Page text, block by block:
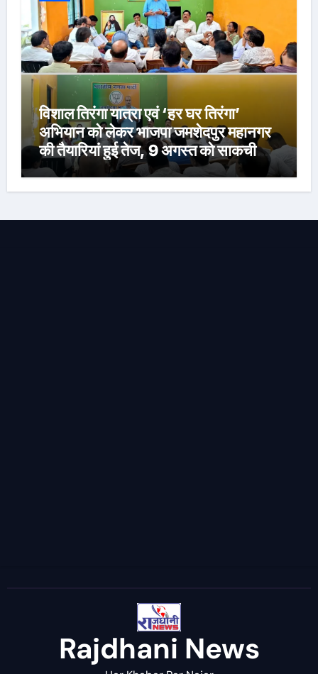
विशाल तिरंगा यात्रा एवं ‘हर घर तिरंगा’
अभियान को लेकर भाजपा जमशेदपुर महानगर
की तैयारियां हुई तेज, 9 अगस्त को साकची
नेताजी सुभाष मैदान से निकलेगी विशाल तिरंगा
यात्रा
Rajdhani News